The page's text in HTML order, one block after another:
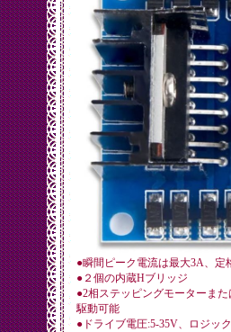
●瞬間ピーク電流は最大3A、定
●２個の内蔵Hブリッジ
●2相ステッピングモーターま
駆動可能
●ドライブ電圧:5-35V、ロジッ